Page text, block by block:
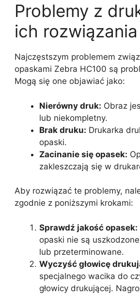
Problemy z
ich rozwiązania
Najczęstszym problemem
opaskami Zebra HC100 są
Mogą się one objawiać jako:
Nierówny druk: Obraz
lub niekompletny.
Brak druku: Drukarka
opaski.
Zacinanie się opasek:
zakleszczają się w
Aby rozwiązać te problemy,
zgodnie z poniższymi krokami:
Sprawdź jakość opasek:
opaski nie są
lub przeterminowane.
Wyczyść głowicę
specjalnego wacika do
głowicy drukującej.